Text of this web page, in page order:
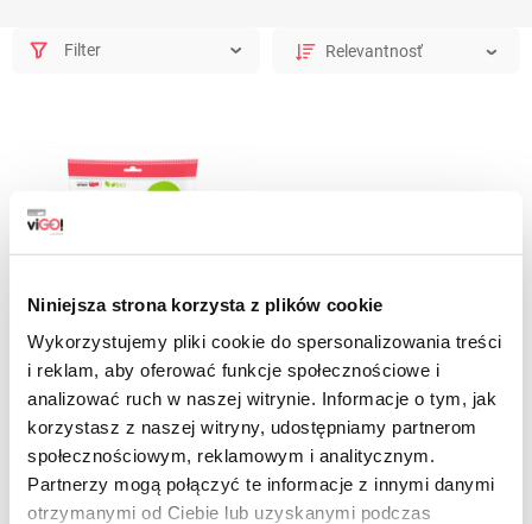
Niniejsza strona korzysta z plików cookie
Wykorzystujemy pliki cookie do spersonalizowania treści
i reklam, aby oferować funkcje społecznościowe i
analizować ruch w naszej witrynie. Informacje o tym, jak
korzystasz z naszej witryny, udostępniamy partnerom
społecznościowym, reklamowym i analitycznym.
Partnerzy mogą połączyć te informacje z innymi danymi
otrzymanymi od Ciebie lub uzyskanymi podczas
Filter
7316020
viGO! Bio taniere z cukrovej trstiny,
štvorcové, 20x20cm, 6 kusov
6,99 złbrutto